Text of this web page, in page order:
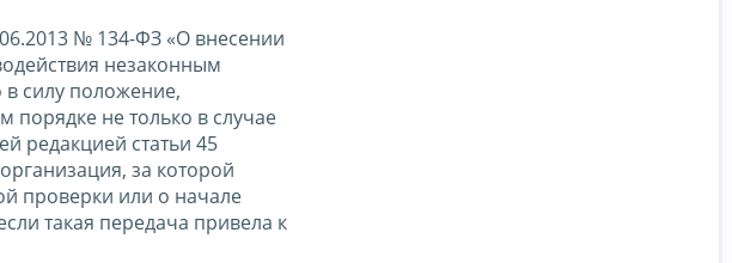
№ 134-ФЗ «О внесении
незаконным
силу положение,
не только в случае
редакцией статьи 45
за которой
проверки или о начале
такая передача привела к